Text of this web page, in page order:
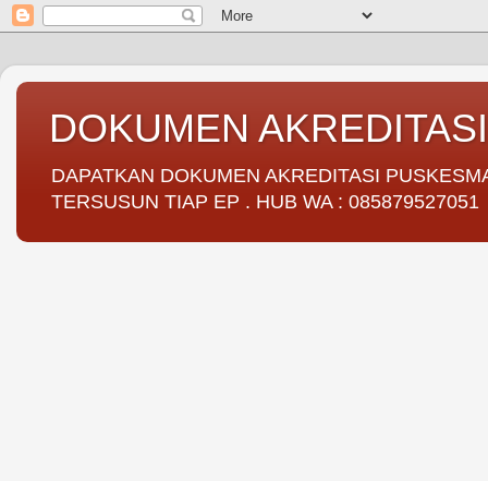
DOKUMEN
DAPATKAN DOKUMEN AKREDITASI
TERSUSUN TIAP EP . HUB WA : 085879527051